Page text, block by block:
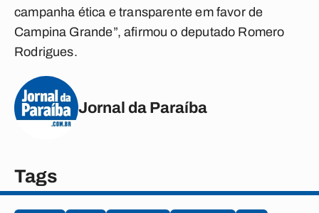
campanha ética e transparente em favor de
Campina Grande”, afirmou o deputado Romero
Rodrigues.
Jornal da Paraíba
Tags